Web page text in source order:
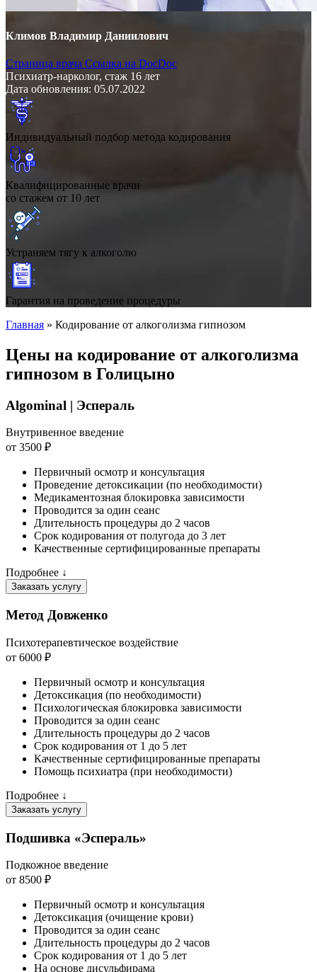
Климов Владимир Даниилович
Страница врача Ссылка на DocDoc
Психиатр-нарколог, стаж 16 лет
Дата обновления: 05.07.2022
Индивидуальный подбор метода кодирования
Квалифицированные врачи
со стажем от 10 лет
Устраняем тягу к алкоголю
Гарантия на проведение процедуры
Главная » Кодирование от алкоголизма гипнозом
Цены на кодирование от алкоголизма
гипнозом в Голицыно
Algominal | Эспераль
Внутривенное введение
от 3500 ₽
Первичный осмотр и консультация
Проведение детоксикации (по необходимости)
Медикаментозная блокировка зависимости
Проводится за один сеанс
Длительность процедуры до 2 часов
Срок кодирования от полугода до 3 лет
Качественные сертифицированные препараты
Подробнее ↓
Заказать услугу
Метод Довженко
Психотерапевтическое воздействие
от 6000 ₽
Первичный осмотр и консультация
Детоксикация (по необходимости)
Психологическая блокировка зависимости
Проводится за один сеанс
Длительность процедуры до 2 часов
Срок кодирования от 1 до 5 лет
Качественные сертифицированные препараты
Помощь психиатра (при необходимости)
Подробнее ↓
Заказать услугу
Подшивка «Эспераль»
Подкожное введение
от 8500 ₽
Первичный осмотр и консультация
Детоксикация (очищение крови)
Проводится за один сеанс
Длительность процедуры до 2 часов
Срок кодирования от 1 до 5 лет
На основе дисульфирама